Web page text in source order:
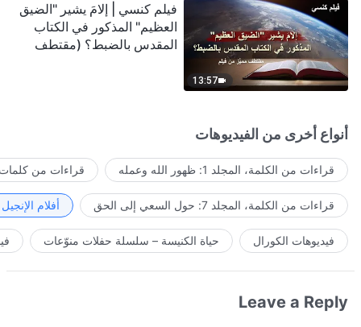
13:57
فيلم كنسي | إلامَ يشير "الضيق
العظيم" المذكور في الكتاب
المقدس بالضبط؟ (مقتطف
أنواع أخرى من الفيديوهات
قراءات من الكلمة، المجلد 1: ظهور الله وعمله قراءات من كلمات
قراءات من الكلمة، المجلد 7: حول السعي إلى الحق أفلام الإنجيل
فيديوهات الكورال حياة الكنيسة – سلسلة حفلات منوّعات
Leave a Reply